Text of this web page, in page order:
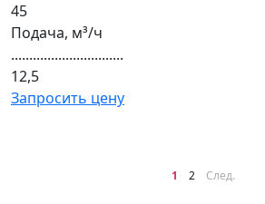
45
Подача, м³/ч
...............................
12,5
Запросить цену
1 2 След.